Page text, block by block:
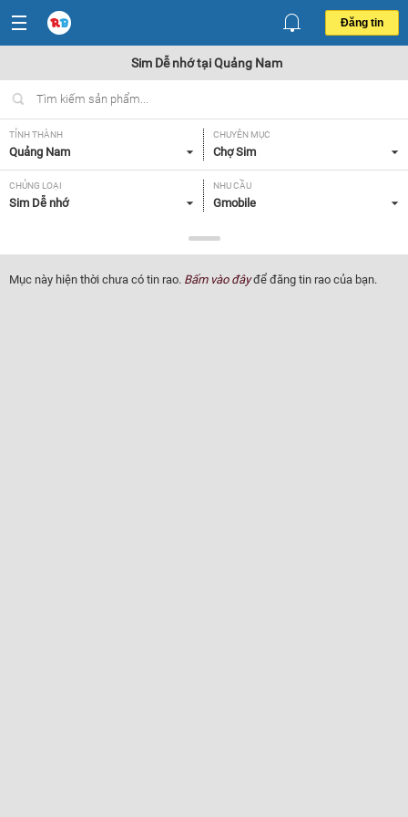
Đăng tin
Sim Dễ nhớ tại Quảng Nam
TỈNH THÀNH
Quảng Nam
CHUYÊN MỤC
Chợ Sim
CHỦNG LOẠI
Sim Dễ nhớ
NHU CẦU
Gmobile
Tất cả
Mục này hiện thời chưa có tin rao. Bấm vào đâyđể đăng tin rao của bạn.